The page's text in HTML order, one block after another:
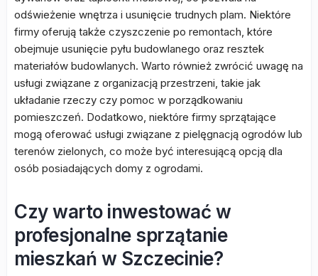
odświeżenie wnętrza i usunięcie trudnych plam. Niektóre
firmy oferują także czyszczenie po remontach, które
obejmuje usunięcie pyłu budowlanego oraz resztek
materiałów budowlanych. Warto również zwrócić uwagę na
usługi związane z organizacją przestrzeni, takie jak
układanie rzeczy czy pomoc w porządkowaniu
pomieszczeń. Dodatkowo, niektóre firmy sprzątające
mogą oferować usługi związane z pielęgnacją ogrodów lub
terenów zielonych, co może być interesującą opcją dla
osób posiadających domy z ogrodami.
Czy warto inwestować w
profesjonalne sprzątanie
mieszkań w Szczecinie?